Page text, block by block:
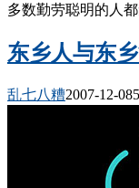
多数勤劳聪明的人
东乡人与东
乱七八糟2007-12-08